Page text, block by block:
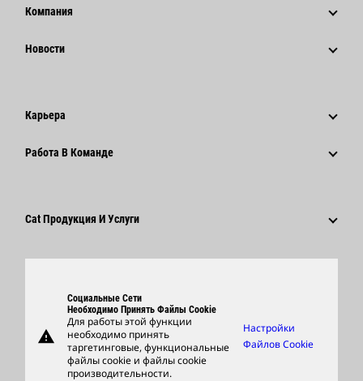
Компания
Кодекс Деловой Этики
Новейшие Технологии
Новости
Карьера
Почему Caterpillar?
Работа В Команде
Cat Продукция И Услуги
Support
Фирменные Товары
Найти Дилера
warning
Социальные Сети
Необходимо Принять Файлы Cookie
Для работы этой функции
необходимо принять
таргетинговые, функциональные
файлы cookie и файлы cookie
производительности.
Настройки
Файлов Cookie